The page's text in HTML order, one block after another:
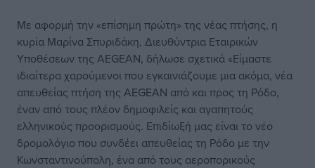
Με αφορμή την «επίσημη πρώτη» της νέας πτήσης, η
κυρία Μαρίνα Σπυριδάκη, Διευθύντρια Εταιρικών
Υποθέσεων της AEGEAN, δήλωσε σχετικά «Είμαστε
ιδιαίτερα χαρούμενοι που εγκαινιάζουμε μια ακόμα, νέα
απευθείας πτήση της AEGEAN από και προς τη Ρόδο,
έναν από τους πλέον δημοφιλείς και αγαπητούς
ελληνικούς προορισμούς. Επιδίωξή μας είναι το νέο
δρομολόγιο που συνδέει απευθείας τη Ρόδο με την
Κωνσταντινούπολη, ένα από τους αεροπορικούς